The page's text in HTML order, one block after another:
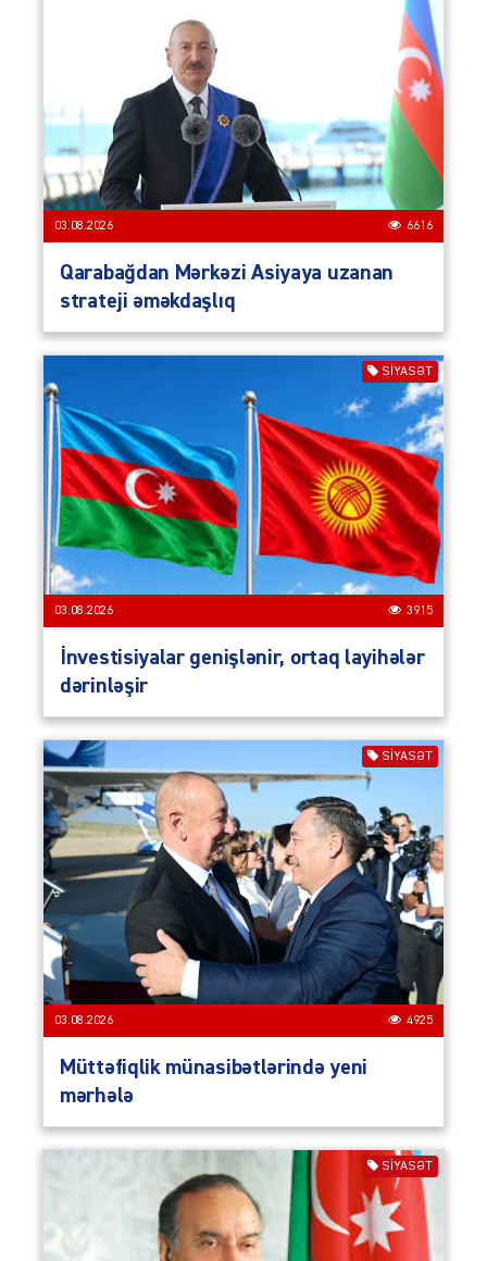
03.08.2026 6616
Qarabağdan Mərkəzi Asiyaya uzanan
strateji əməkdaşlıq
SIYASƏT
03.08.2026 3915
İnvestisiyalar genişlənir, ortaq layihələr
dərinləşir
SIYASƏT
03.08.2026 4925
Müttəfiqlik münasibətlərində yeni
mərhələ
SIYASƏT